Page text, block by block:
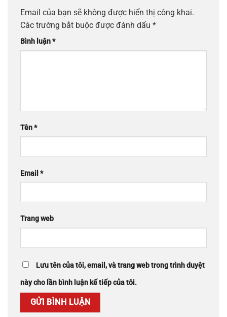
Email của bạn sẽ không được hiển thị công khai.
Các trường bắt buộc được đánh dấu *
Bình luận*
Tên*
Email *
Trang web
Lưu tên của tôi, email, và trang web trong trình duyệt
này cho lần bình luận kế tiếp của tôi.